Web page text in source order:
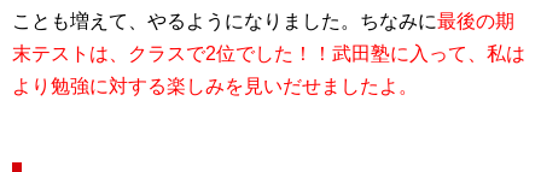
ことも増えて、やるようになりました。ちなみに最後の期
末テストは、クラスで2位でした！！武田塾に入って、私は
より勉強に対する楽しみを見いだせましたよ。